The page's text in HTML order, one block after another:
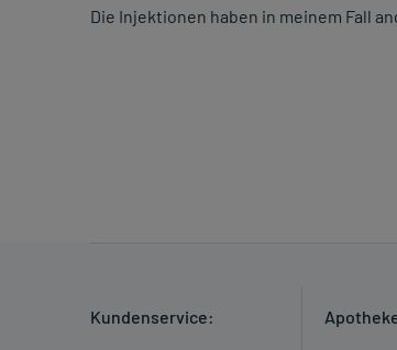
Die Injektionen haben in meinem Fall
Kundenservice: